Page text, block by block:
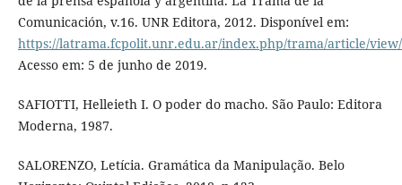
Comunicación, v.16. UNR Editora, 2012. Disponível em:
https://latrama.fcpolit.unr.edu.ar/index.php/trama/article/
Acesso em: 5 de junho de 2019.
SAFIOTTI, Helleieth I. O poder do macho. São Paulo: Editora
Moderna, 1987.
SALORENZO, Letícia. Gramática da Manipulação. Belo